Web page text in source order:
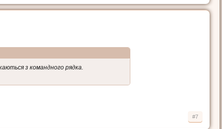
з командного рядка.
#7